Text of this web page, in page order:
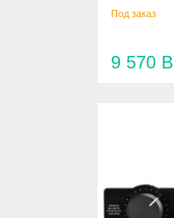
Под заказ
9 570